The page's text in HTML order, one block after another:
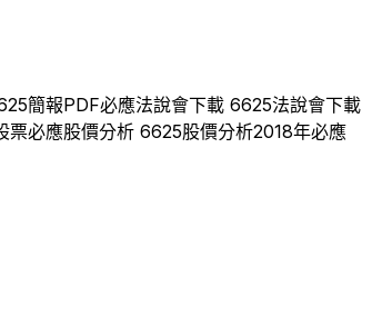
簡報PDF必應法說會下載 6625法說會下載
票必應股價分析 6625股價分析2018年必應